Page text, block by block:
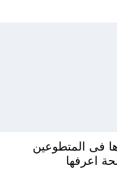
فى المتطوعين
اعرفها